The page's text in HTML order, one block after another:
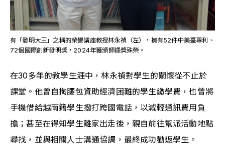
有「發明大王」之稱的榮譽講座教授林永禎（左），擁有52件中美臺專利、
72個國際創新發明獎，2024年獲頒師鐸獎殊榮。
在30多年的教學生涯中，林永禎對學生的關懷從不止於
課堂。他曾自掏腰包資助經濟困難的學生繳學費，也曾將
手機借給越南籍學生撥打跨國電話，以減輕通訊費用負
擔；甚至在得知學生離家出走後，親自前往幫派活動地點
尋找，並與相關人士溝通協調，最終成功勸返學生。